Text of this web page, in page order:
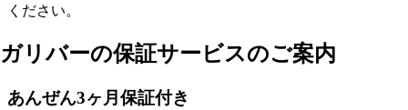
ください。
ガリバーの保証サービスのご案内
あんぜん3ヶ月保証付き